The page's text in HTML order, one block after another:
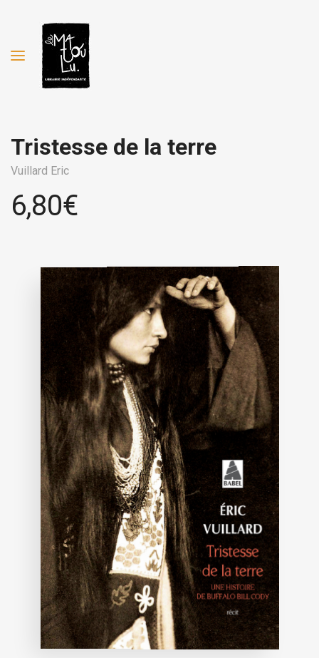
Tristesse de la terre
Vuillard Eric
6,80€